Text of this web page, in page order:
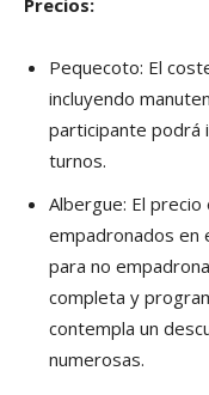
Pequecoto: El
incluyendo
participante podrá
turnos.
Albergue: El
empadronados en
para no
completa y
contempla un
numerosas.